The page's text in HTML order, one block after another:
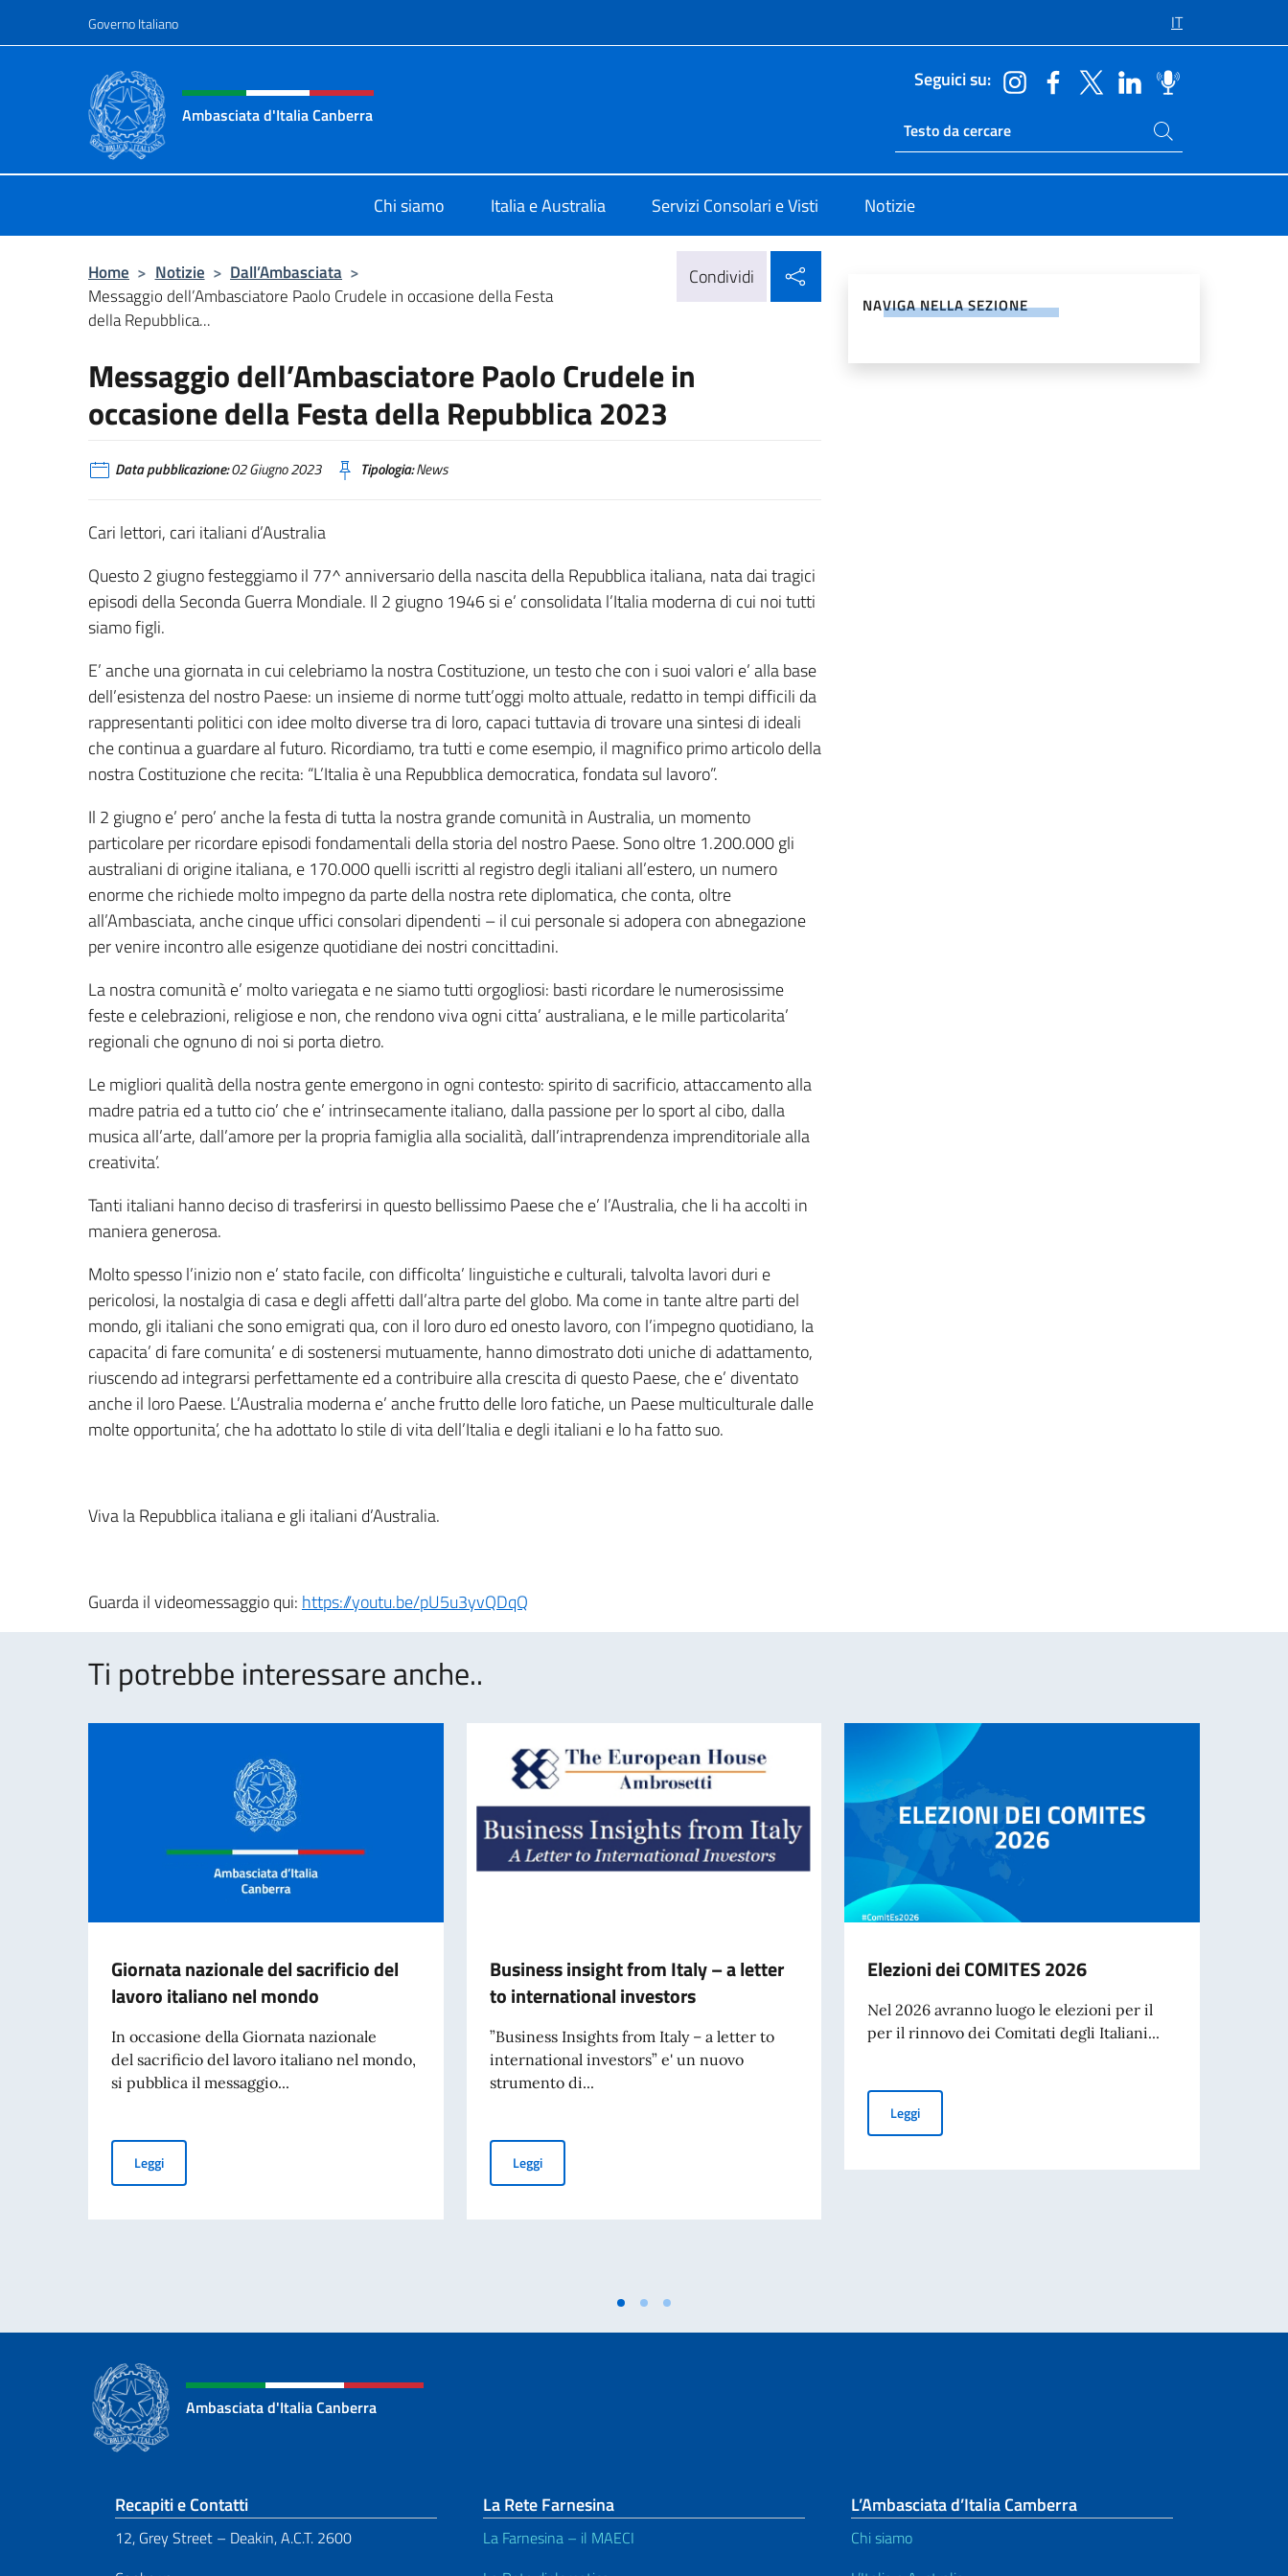
Governo Italiano IT
Intestazione sito, social e menù
Ambasciata d'Italia Canberra
Seguici su:
Ricerca sito live
Cerca nel sito
Chi siamo Italia e Australia Servizi Consolari e Visti Notizie
Home > Notizie > Dall’Ambasciata >
Messaggio dell’Ambasciatore Paolo Crudele in occasione della Festa
della Repubblica...
Condividi
Messaggio dell’Ambasciatore Paolo Crudele in
occasione della Festa della Repubblica 2023
Data pubblicazione:02 Giugno 2023 Tipologia:News
Cari lettori, cari italiani d’Australia
Questo 2 giugno festeggiamo il 77^ anniversario della nascita della Repubblica italiana, nata dai tragici
episodi della Seconda Guerra Mondiale. Il 2 giugno 1946 si e’ consolidata l’Italia moderna di cui noi tutti
siamo figli.
E’ anche una giornata in cui celebriamo la nostra Costituzione, un testo che con i suoi valori e’ alla base
dell’esistenza del nostro Paese: un insieme di norme tutt’oggi molto attuale, redatto in tempi difficili da
rappresentanti politici con idee molto diverse tra di loro, capaci tuttavia di trovare una sintesi di ideali
che continua a guardare al futuro. Ricordiamo, tra tutti e come esempio, il magnifico primo articolo della
nostra Costituzione che recita: “L’Italia è una Repubblica democratica, fondata sul lavoro”.
Il 2 giugno e’ pero’ anche la festa di tutta la nostra grande comunità in Australia, un momento
particolare per ricordare episodi fondamentali della storia del nostro Paese. Sono oltre 1.200.000 gli
australiani di origine italiana, e 170.000 quelli iscritti al registro degli italiani all’estero, un numero
enorme che richiede molto impegno da parte della nostra rete diplomatica, che conta, oltre
all’Ambasciata, anche cinque uffici consolari dipendenti – il cui personale si adopera con abnegazione
per venire incontro alle esigenze quotidiane dei nostri concittadini.
La nostra comunità e’ molto variegata e ne siamo tutti orgogliosi: basti ricordare le numerosissime
feste e celebrazioni, religiose e non, che rendono viva ogni citta’ australiana, e le mille particolarita’
regionali che ognuno di noi si porta dietro.
Le migliori qualità della nostra gente emergono in ogni contesto: spirito di sacrificio, attaccamento alla
madre patria ed a tutto cio’ che e’ intrinsecamente italiano, dalla passione per lo sport al cibo, dalla
musica all’arte, dall’amore per la propria famiglia alla socialità, dall’intraprendenza imprenditoriale alla
creativita’.
Tanti italiani hanno deciso di trasferirsi in questo bellissimo Paese che e’ l’Australia, che li ha accolti in
maniera generosa.
Molto spesso l’inizio non e’ stato facile, con difficolta’ linguistiche e culturali, talvolta lavori duri e
pericolosi, la nostalgia di casa e degli affetti dall’altra parte del globo. Ma come in tante altre parti del
mondo, gli italiani che sono emigrati qua, con il loro duro ed onesto lavoro, con l’impegno quotidiano, la
capacita’ di fare comunita’ e di sostenersi mutuamente, hanno dimostrato doti uniche di adattamento,
riuscendo ad integrarsi perfettamente ed a contribuire alla crescita di questo Paese, che e’ diventato
anche il loro Paese. L’Australia moderna e’ anche frutto delle loro fatiche, un Paese multiculturale dalle
molte opportunita’, che ha adottato lo stile di vita dell’Italia e degli italiani e lo ha fatto suo.
Viva la Repubblica italiana e gli italiani d’Australia.
Guarda il videomessaggio qui: https://youtu.be/pU5u3yvQDqQ
NAVIGA NELLA SEZIONE
Ti potrebbe interessare anche..
Giornata nazionale del sacrificio del
lavoro italiano nel mondo
In occasione della Giornata nazionale
del sacrificio del lavoro italiano nel mondo,
si pubblica il messaggio...
LeggiGiornata nazionale del sacrificio del lavoro italiano nel mondo
Business insight from Italy – a letter
to international investors
”Business Insights from Italy – a letter to
international investors” e' un nuovo
strumento di...
LeggiBusiness insight from Italy – a letter to international investors
Elezioni dei COMITES 2026
Nel 2026 avranno luogo le elezioni per il
per il rinnovo dei Comitati degli Italiani...
LeggiElezioni dei COMITES 2026
Ambasciata d'Italia Canberra
Sezione footer
Recapiti e Contatti
12, Grey Street – Deakin, A.C.T. 2600
La Rete Farnesina
La Farnesina – il MAECI
L’Ambasciata d’Italia Camberra
Chi siamo